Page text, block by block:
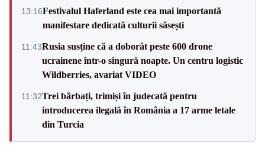
13:16Festivalul Haferland este cea mai importantă
manifestare dedicată culturii săsești
11:43Rusia susține că a doborât peste 600 drone
ucrainene într-o singură noapte. Un centru logistic
Wildberries, avariat VIDEO
11:32Trei bărbați, trimiși în judecată pentru
introducerea ilegală în România a 17 arme letale
din Turcia